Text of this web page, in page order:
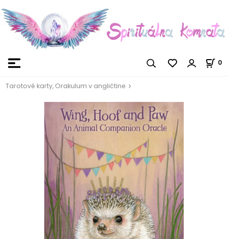
0
Tarotové karty, Orakulum v angličtine